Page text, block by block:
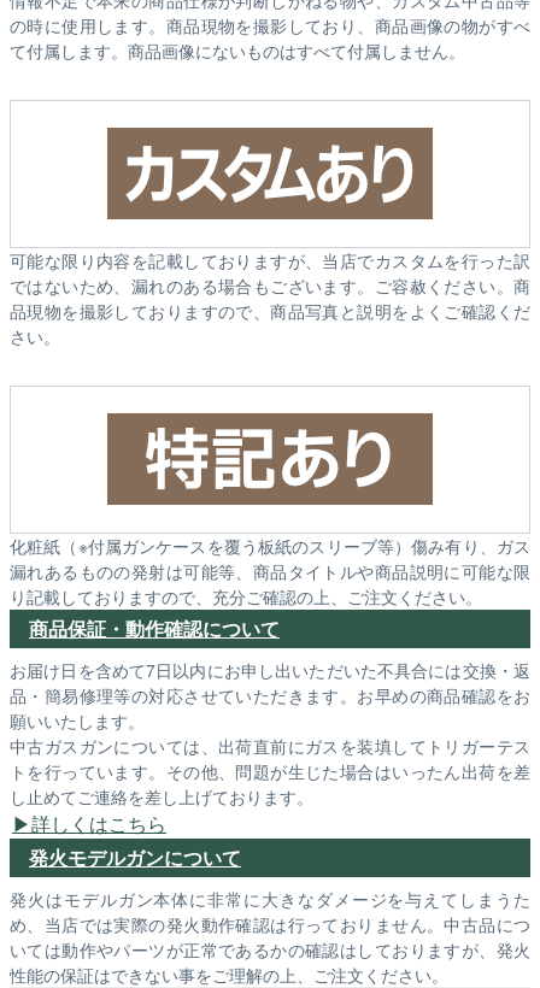
の時に使用します。商品現物を撮影しており、商品画像の物がすべ
て付属します。商品画像にないものはすべて付属しません。
可能な限り内容を記載しておりますが、当店でカスタムを行った訳
ではないため、漏れのある場合もございます。ご容赦ください。商
品現物を撮影しておりますので、商品写真と説明をよくご確認くだ
さい。
化粧紙（※付属ガンケースを覆う板紙のスリーブ等）傷み有り、ガス
漏れあるものの発射は可能等、商品タイトルや商品説明に可能な限
り記載しておりますので、充分ご確認の上、ご注文ください。
商品保証・動作確認について
お届け日を含めて7日以内にお申し出いただいた不具合には交換・返
品・簡易修理等の対応させていただきます。お早めの商品確認をお
願いいたします。
中古ガスガンについては、出荷直前にガスを装填してトリガーテス
トを行っています。その他、問題が生じた場合はいったん出荷を差
し止めてご連絡を差し上げております。
詳しくはこちら
発火モデルガンについて
発火はモデルガン本体に非常に大きなダメージを与えてしまうた
め、当店では実際の発火動作確認は行っておりません。中古品につ
いては動作やパーツが正常であるかの確認はしておりますが、発火
性能の保証はできない事をご理解の上、ご注文ください。